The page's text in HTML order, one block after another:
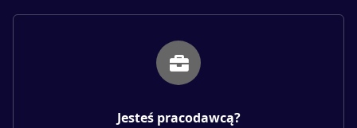
Jesteś pracodawcą?